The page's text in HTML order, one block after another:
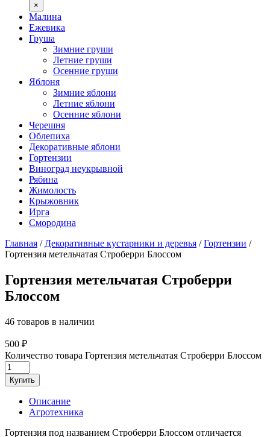
×
Малина
Ежевика
Груша
Зимние груши
Летние груши
Осенние груши
Яблоня
Зимние яблони
Летние яблони
Осенние яблони
Черешня
Облепиха
Декоративные яблони
Гортензии
Виноград неукрывной
Рябина
Жимолость
Крыжовник
Ирга
Смородина
Главная / Декоративные кустарники и деревья /Гортензии /
Гортензия метельчатая Строберри Блоссом
Гортензия метельчатая Строберри
Блоссом
46 товаров в наличии
500 ₽
Количество товара Гортензия метельчатая Строберри Блоссом
Купить
Описание
Агротехника
Гортензия под названием Строберри Блоссом отличается